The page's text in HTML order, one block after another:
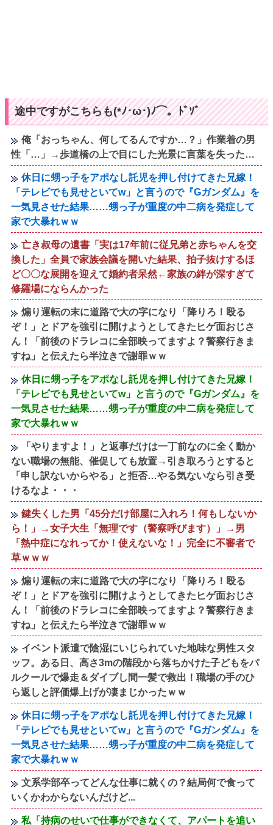
途中ですがこちらも(*ﾉ･ω･)ﾉ⌒。ﾄﾞｿﾞ
俺「おっちゃん、何してるんですか…？」作業着の男
性「…」→歩道橋の上で目にした光景に言葉を失った…
休日に甥っ子をアポなし託児を押し付けてきた兄嫁！
「テレビでも見せといてw」と言うので『Gガンダム』を
一気見させた結果……甥っ子が重度の中二病を発症して
家で大暴れｗｗ
亡き叔母の遺書「実は17年前に従兄弟と赤ちゃんを交
換した」全員で家族会議を開いた結果、拍子抜けするほ
ど〇〇な展開を迎えて婚約者呆然←家族の絆が深すぎて
修羅場にならんかった
煽り運転の末に道路で大の字になり「降りろ！殴る
ぞ！」とドアを強引に開けようとしてきたヒゲ面おじさ
ん！「前後のドラレコに全部映ってますよ？警察行きま
すね」と伝えたら半泣きで謝罪ｗｗ
休日に甥っ子をアポなし託児を押し付けてきた兄嫁！
「テレビでも見せといてw」と言うので『Gガンダム』を
一気見させた結果……甥っ子が重度の中二病を発症して
家で大暴れｗｗ
「やりますよ！」と返事だけは一丁前なのに全く動か
ない職場の無能、催促しても放置→引き取ろうとすると
「申し訳ないからやる」と拒否…やる気ないなら引き受
けるなよ・・・
鍵失くした男「45分だけ部屋に入れろ！何もしないか
ら！」→女子大生「無理です（警察呼びます）」→男
「熱中症になれってか！使えないな！」完全に不審者で
草ｗｗｗ
煽り運転の末に道路で大の字になり「降りろ！殴る
ぞ！」とドアを強引に開けようとしてきたヒゲ面おじさ
ん！「前後のドラレコに全部映ってますよ？警察行きま
すね」と伝えたら半泣きで謝罪ｗｗ
イベント派遣で陰湿にいじられていた地味な男性スタ
ッフ。ある日、高さ3mの階段から落ちかけた子どもをパ
ルクールで爆走＆ダイブし間一髪で救出！職場の手のひ
ら返しと評価爆上げが凄まじかったｗｗ
休日に甥っ子をアポなし託児を押し付けてきた兄嫁！
「テレビでも見せといてw」と言うので『Gガンダム』を
一気見させた結果……甥っ子が重度の中二病を発症して
家で大暴れｗｗ
文系学部卒ってどんな仕事に就くの？結局何で食って
いくかわからないんだけど...
私「持病のせいで仕事ができなくて、アパートを追い